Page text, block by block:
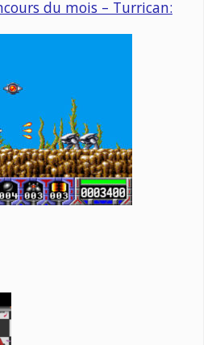
du mois – Turrican: